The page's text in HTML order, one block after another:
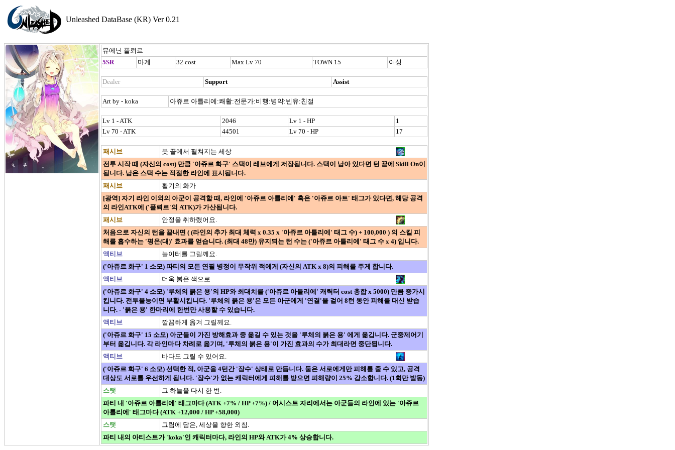
Unleashed DataBase (KR) Ver 0.21
뮤에닌 플뢰르
5SR
마계 32 cost Max Lv 70 TOWN 15 여성
Dealer Support Assist
Art by - koka 아쥬르 아틀리에:쾌활:전문가:비행:병약:빈유:친절
Lv 1 - ATK 2046 Lv 1 - HP
1
Lv 70 - ATK
44501 Lv 70 - HP 17
패시브
붓 끝에서 펼쳐지는 세상
전투 시작 때 (자신의 cost) 만큼 '아쥬르 화구' 스택이 레브에게 저장됩니다. 스택이 남아 있다면 턴 끝에 Skill On이
됩니다. 남은 스택 수는 적절한 라인에 표시됩니다.
패시브
활기의 화가
[광역] 자기 라인 이외의 아군이 공격할 때, 라인에 '아쥬르 아틀리에' 혹은 '아쥬르 아트' 태그가 있다면, 해당 공격
의 라인ATK에 ('플뢰르'의 ATK)가 가산됩니다.
패시브
안정을 취하랬어요.
처음으로 자신의 턴을 끝내면 ( (라인의 추가 최대 체력 x 0.35 x '아쥬르 아틀리에' 태그 수) + 100,000 ) 의 스킬 피
해를 흡수하는 '평온(대)' 효과를 얻습니다. (최대 48만) 유지되는 턴 수는 ('아쥬르 아틀리에' 태그 수 x 4) 입니다.
액티브
놀이터를 그릴께요.
('아쥬르 화구' 1 소모) 파티의 모든 연필 병정이 무작위 적에게 (자신의 ATK x 8)의 피해를 주게 합니다.
액티브
더욱 붉은 색으로.
('아쥬르 화구' 4 소모) '루체의 붉은 용'의 HP와 최대치를 ('아쥬르 아틀리에' 캐릭터 cost 총합 x 5000) 만큼 증가시
킵니다. 전투불능이면 부활시킵니다. '루체의 붉은 용'은 모든 아군에게 '연결'을 걸어 8턴 동안 피해를 대신 받습
니다. - '붉은 용' 한마리에 한번만 사용할 수 있습니다.
액티브
깔끔하게 옮겨 그릴께요.
('아쥬르 화구' 15 소모) 아군들이 가진 방해효과 중 옮길 수 있는 것을 '루체의 붉은 용' 에게 옮깁니다. 군중제어기
부터 옮깁니다. 각 라인마다 차례로 옮기며, '루체의 붉은 용'이 가진 효과의 수가 최대라면 중단됩니다.
액티브
바다도 그릴 수 있어요.
('아쥬르 화구' 6 소모) 선택한 적, 아군을 4턴간 '잠수' 상태로 만듭니다. 둘은 서로에게만 피해를 줄 수 있고, 공격
대상도 서로를 우선하게 됩니다. '잠수'가 없는 캐릭터에게 피해를 받으면 피해량이 25% 감소합니다. (1회만 발동)
스탯
그 하늘을 다시 한 번.
파티 내 '아쥬르 아틀리에' 태그마다 (ATK +7% / HP +7%) / 어시스트 자리에서는 아군들의 라인에 있는 '아쥬르
아틀리에' 태그마다 (ATK +12,000 / HP +58,000)
스탯
그림에 담은, 세상을 향한 외침.
파티 내의 아티스트가 'koka'인 캐릭터마다, 라인의 HP와 ATK가 4% 상승합니다.